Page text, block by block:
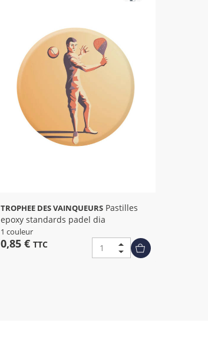
TROPHEE DES VAINQUEURS
epoxy standards padel dia
1 couleur
0,85 €TTC